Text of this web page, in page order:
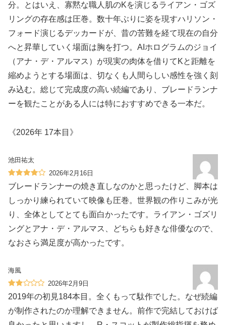
分。とはいえ、寡黙な職人肌のKを演じるライアン・ゴズ
リングの存在感は圧巻。数十年ぶりに姿を現すハリソン・
フォード演じるデッカードが、昔の苦難を経て現在の自分
へと昇華していく場面は胸を打つ。AIホログラムのジョイ
（アナ・デ・アルマス）が現実の肉体を借りてKと距離を
縮めようとする場面は、切なくも人間らしい感性を強く刻
み込む。総じて完成度の高い続編であり、ブレードランナ
ーを観たことがある人には特におすすめできる一本だ。
《2026年 17本目》
池田祐太
2026年2月16日
ブレードランナーの焼き直しなのかと思ったけど、脚本は
しっかり練られていて映像も圧巻。世界観の作りこみが光
り、全体としてとても面白かったです。ライアン・ゴズリ
ングとアナ・デ・アルマス、どちらも好きな俳優なので、
なおさら満足度が高かったです。
海風
2026年2月9日
2019年の初見184本目。全くもって駄作でした。なぜ続編
が制作されたのか理解できません。前作で完結しておけば